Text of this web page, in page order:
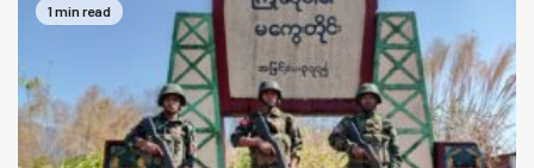
1 min read